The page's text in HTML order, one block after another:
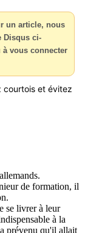
un article, nous
Disqus ci-
vous connecter
courtois et évitez